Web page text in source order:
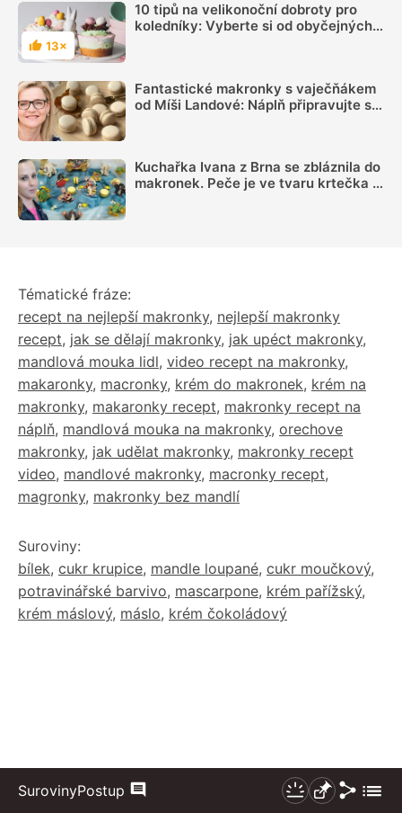
Hodnocení
13×
10 tipů na velikonoční dobroty pro
koledníky: Vyberte si od obyčejných
Fantastické makronky s vaječňákem
od Míši Landové: Náplň připravujte s
Kuchařka Ivana z Brna se zbláznila do
makronek. Peče je ve tvaru krtečka i
SurovinyPostup Komentáře
Nezhasínat
Připnout
Sdílet
Tématické fráze:
recept na nejlepší makronky, nejlepší makronky
recept, jak se dělají makronky, jak upéct makronky,
mandlová mouka lidl, video recept na makronky,
makaronky, macronky, krém do makronek, krém na
makronky, makaronky recept, makronky recept na
náplň, mandlová mouka na makronky, orechove
makronky, jak udělat makronky, makronky recept
video, mandlové makronky, macronky recept,
magronky, makronky bez mandlí
Suroviny:
bílek, cukr krupice, mandle loupané, cukr moučkový,
potravinářské barvivo, mascarpone, krém pařížský,
krém máslový, máslo, krém čokoládový